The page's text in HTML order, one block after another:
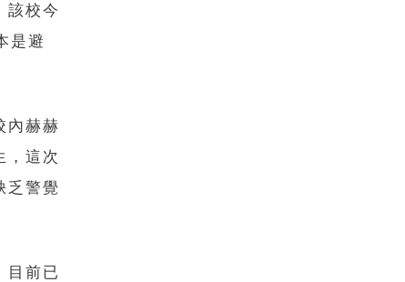
該校今
是避
內赫赫
，這次
乏警覺
目前已